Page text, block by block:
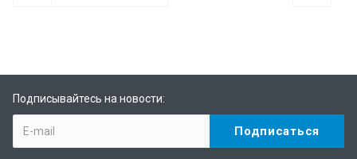
Подписывайтесь на новости: